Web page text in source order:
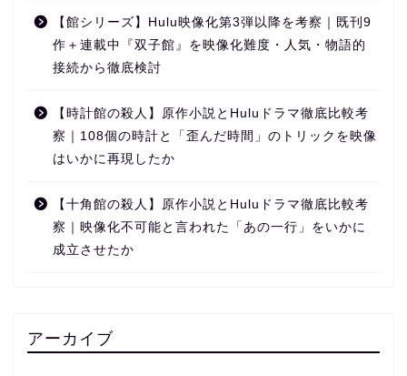
【館シリーズ】Hulu映像化第3弾以降を考察｜既刊9
作＋連載中『双子館』を映像化難度・人気・物語的
接続から徹底検討
【時計館の殺人】原作小説とHuluドラマ徹底比較考
察｜108個の時計と「歪んだ時間」のトリックを映像
はいかに再現したか
【十角館の殺人】原作小説とHuluドラマ徹底比較考
察｜映像化不可能と言われた「あの一行」をいかに
成立させたか
アーカイブ